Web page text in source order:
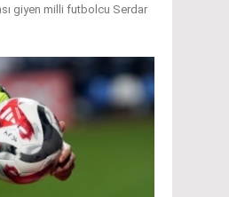
giyen milli futbolcu Serdar